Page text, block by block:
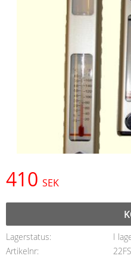
410 SEK
Lagerstatus
I
Artikelnr